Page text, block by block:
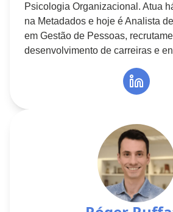
Psicologia Organizacional. Atua
na Metadados e hoje é Analista
em Gestão de Pessoas,
desenvolvimento de carreiras e